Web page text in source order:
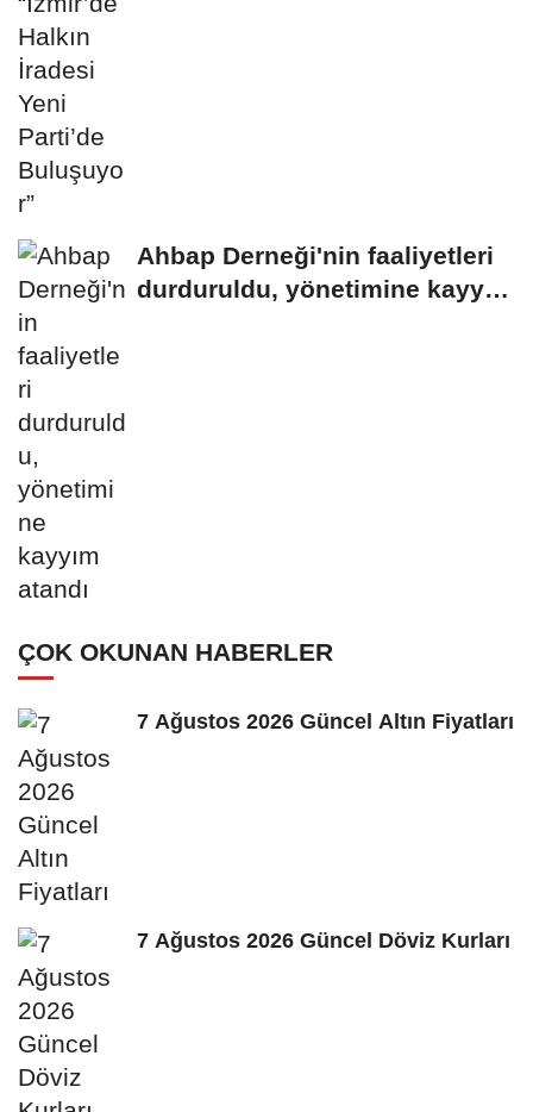
Ahbap Derneği'nin faaliyetleri
durduruldu, yönetimine kayyım
ÇOK OKUNAN HABERLER
7 Ağustos 2026 Güncel Altın Fiyatları
7 Ağustos 2026 Güncel Döviz Kurları